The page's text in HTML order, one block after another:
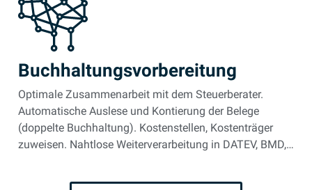
Buchhaltungsvorbereitung
Optimale Zusammenarbeit mit dem Steuerberater.
Automatische Auslese und Kontierung der Belege
(doppelte Buchhaltung). Kostenstellen, Kostenträger
zuweisen. Nahtlose Weiterverarbeitung in DATEV, BMD,…